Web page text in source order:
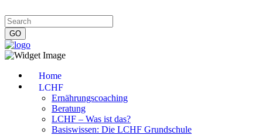
Home
LCHF
Ernährungscoaching
Beratung
LCHF – Was ist das?
Basiswissen: Die LCHF Grundschule